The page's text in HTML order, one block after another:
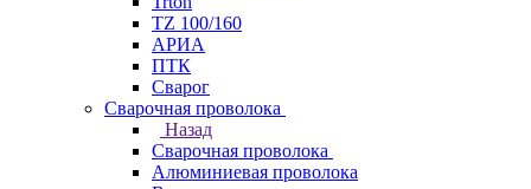
TZ 100/160
АРИА
ПТК
Сварог
Сварочная проволока
Назад
Сварочная проволока
Алюминиевая проволока